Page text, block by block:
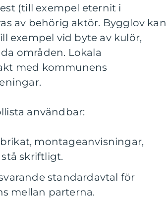
(till exempel eternit i
av behörig aktör. Bygglov kan
exempel vid byte av kulör,
områden. Lokala
med kommunens
användbar:
montageanvisningar,
skriftligt.
standardavtal för
mellan parterna.